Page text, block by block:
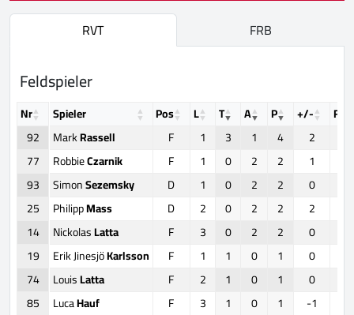
RVT FRB
Feldspieler
Nr Spieler Pos L T A P +/-
92
MarkRassell F 1 3 1 4 2
77
RobbieCzarnik F 1 0 2 2 1
93
SimonSezemsky D 1 0 2 2 0
25
PhilippMass D 2 0 2 2 2
14
NickolasLatta F 3 0 2 2 0
19
Erik JinesjöKarlsson F 1 1 0 1 0
74
LouisLatta F 2 1 0 1 0
85
LucaHauf F 3 1 0 1 -1